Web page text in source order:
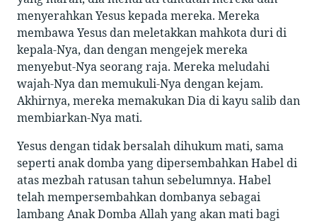
menyerahkan Yesus kepada mereka. Mereka
membawa Yesus dan meletakkan mahkota duri di
kepala-Nya, dan dengan mengejek mereka
menyebut-Nya seorang raja. Mereka meludahi
wajah-Nya dan memukuli-Nya dengan kejam.
Akhirnya, mereka memakukan Dia di kayu salib dan
membiarkan-Nya mati.
Yesus dengan tidak bersalah dihukum mati, sama
seperti anak domba yang dipersembahkan Habel di
atas mezbah ratusan tahun sebelumnya. Habel
telah mempersembahkan dombanya sebagai
lambang Anak Domba Allah yang akan mati bagi